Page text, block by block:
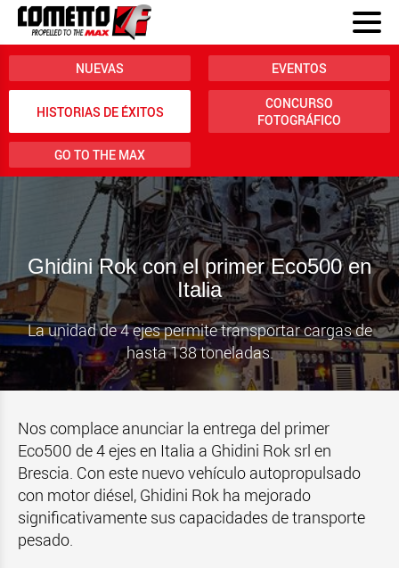
NUEVAS EVENTOS
HISTORIAS DE ÉXITOS
CONCURSO
FOTOGRÁFICO
GO TO THE MAX
Ghidini Rok con el primer Eco500 en
Italia
La unidad de 4 ejes permite transportar cargas de
hasta 138 toneladas.
Nos complace anunciar la entrega del primer
Eco500 de 4 ejes en Italia a Ghidini Rok srl en
Brescia. Con este nuevo vehículo autopropulsado
con motor diésel, Ghidini Rok ha mejorado
significativamente sus capacidades de transporte
pesado.